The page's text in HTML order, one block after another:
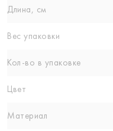
Длина, см
Вес упаковки
Кол-вo в упаковке
Цвет
Материал